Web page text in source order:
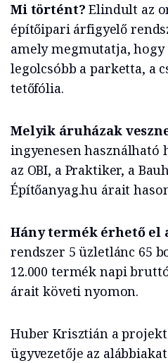
Mi történt? Elindult az
építőipari árfigyelő
amely megmutatja,
legolcsóbb a parketta, a
tetőfólia.
Melyik áruházak
ingyenesen használható
az OBI, a Praktiker, a
Építőanyag.hu árait
Hány termék érhető el
rendszer 5 üzletlánc 65
12.000 termék napi
árait követi nyomon.
Huber Krisztián a
ügyvezetője az